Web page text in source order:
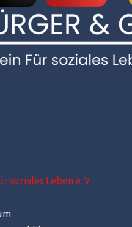
soziales Leben e. V.